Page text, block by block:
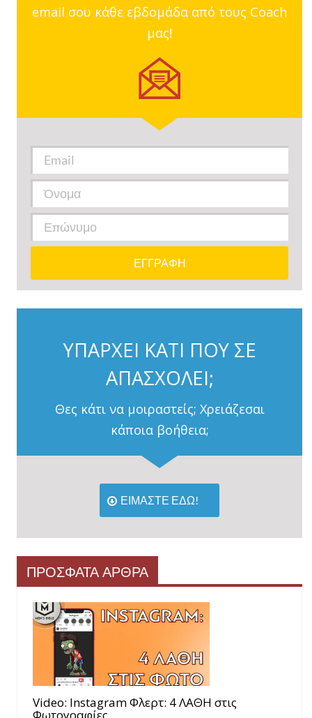
email σου κάθε εβδομάδα από τους Coach
μας!
ΥΠΑΡΧΕΙ ΚΑΤΙ ΠΟΥ ΣΕ
ΑΠΑΣΧΟΛΕΙ;
Θες κάτι να μοιραστείς; Χρειάζεσαι
κάποια βοήθεια;
ΕΙΜΑΣΤΕ ΕΔΩ!
ΠΡΟΣΦΑΤΑ ΑΡΘΡΑ
Video: Instagram Φλερτ: 4 ΛΑΘΗ στις